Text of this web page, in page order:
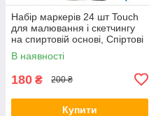
Набір маркерів 24 шт Touch
для малювання і скетчингу
на спиртовій основі, Спіртові
маркери
В наявності
180 ₴ 200 ₴
Купити